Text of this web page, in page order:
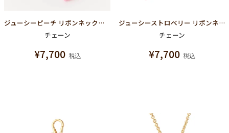
ジューシーピーチ リボンネックレスチェーン
チェーン
¥7,700 税込
ジューシーストロベリー リボンネックレスチェーン
チェーン
¥7,700 税込